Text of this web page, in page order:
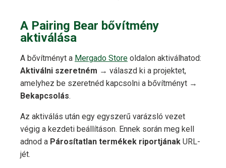
A Pairing Bear bővítmény
aktiválása
A bővítményt a Mergado Store oldalon aktiválhatod:
Aktiválni szeretném → válaszd ki a projektet,
amelyhez be szeretnéd kapcsolni a bővítményt →
Bekapcsolás.
Az aktiválás után egy egyszerű varázsló vezet
végig a kezdeti beállításon. Ennek során meg kell
adnod a Párosítatlan termékek riportjának URL-
jét.